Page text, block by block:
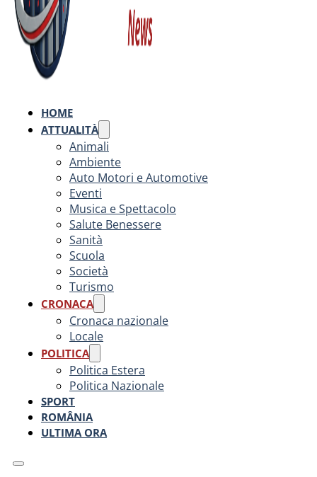
HOME
ATTUALITÀ
Animali
Ambiente
Auto Motori e Automotive
Eventi
Musica e Spettacolo
Salute Benessere
Sanità
Scuola
Società
Turismo
CRONACA
Cronaca nazionale
Locale
POLITICA
Politica Estera
Politica Nazionale
SPORT
ROMÂNIA
ULTIMA ORA